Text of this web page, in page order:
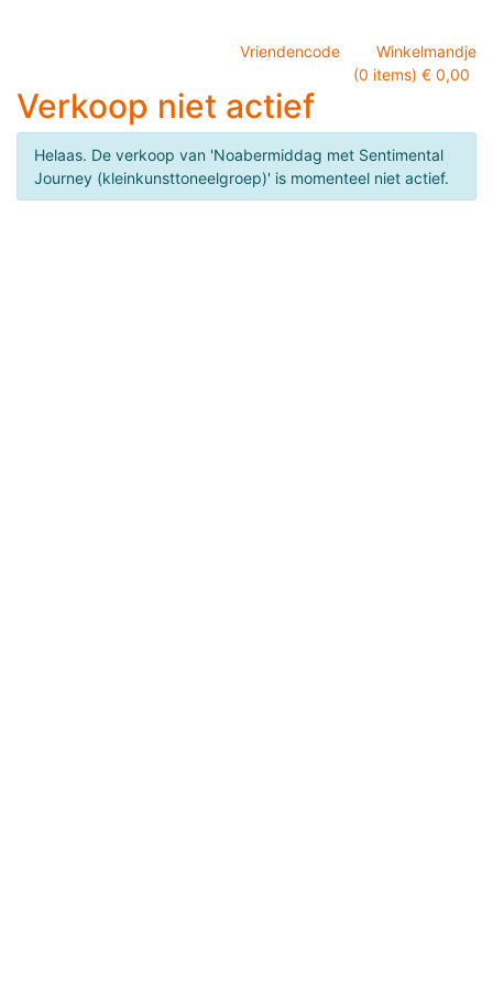
Vriendencode
Winkelmandje
(0 items) € 0,00
Verkoop niet actief
Helaas. De verkoop van 'Noabermiddag met Sentimental
Journey (kleinkunsttoneelgroep)' is momenteel niet actief.